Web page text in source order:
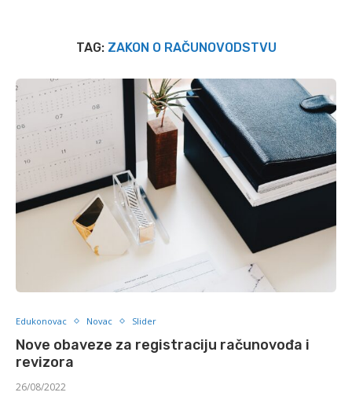
TAG: ZAKON O RAČUNOVODSTVU
Edukonovac Novac Slider
Nove obaveze za registraciju računovođa i
revizora
26/08/2022